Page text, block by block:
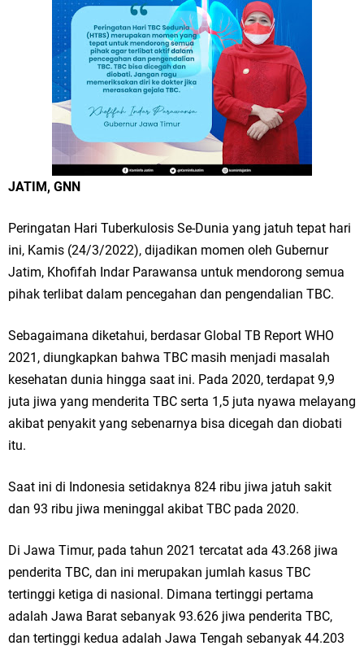
Tumpeng Nasi Krawu Pecahkan Rekor MURI, KWGe Angkat Kuliner
Gresik ke Panggung Dunia
FOZ Jatim, BAZNAS, dan Kemenag Salurkan 22.456 Bingkisan Lebaran
Yatim Serentak di Berbagai Daerah di Jawa Timur
Bupati Gresik Gus Yani Resmikan Kantor Desa Sidoraharjo: Simbol
JKNN
yang Terus Istiqomah
Ketua DPD Golkar Gresik Wongso Negoro Sambut Tahun Baru Islam
1448 H dengan Doa Kedamaian
Tahun Baru Islam 1448 H
Selamat Tahun Baru Islam 1 Muharram 1448 H: Pesan Hijrah Drs. H.
Husnul Aqib, M.M. untuk Negeri
PDUF MUI Jatim Gelar Doa Awal Tahun Hijriah, Teguhkan Optimisme
Menuju Indonesia Emas 2045
JATIM, GNN
Peringatan Hari Tuberkulosis Se-Dunia yang jatuh tepat hari
ini, Kamis (24/3/2022), dijadikan momen oleh Gubernur
Jatim, Khofifah Indar Parawansa untuk mendorong semua
pihak terlibat dalam pencegahan dan pengendalian TBC.
Sebagaimana diketahui, berdasar Global TB Report WHO
2021, diungkapkan bahwa TBC masih menjadi masalah
kesehatan dunia hingga saat ini. Pada 2020, terdapat 9,9
juta jiwa yang menderita TBC serta 1,5 juta nyawa melayang
akibat penyakit yang sebenarnya bisa dicegah dan diobati
itu.
Saat ini di Indonesia setidaknya 824 ribu jiwa jatuh sakit
dan 93 ribu jiwa meninggal akibat TBC pada 2020.
Di Jawa Timur, pada tahun 2021 tercatat ada 43.268 jiwa
penderita TBC, dan ini merupakan jumlah kasus TBC
tertinggi ketiga di nasional. Dimana tertinggi pertama
adalah Jawa Barat sebanyak 93.626 jiwa penderita TBC,
dan tertinggi kedua adalah Jawa Tengah sebanyak 44.203